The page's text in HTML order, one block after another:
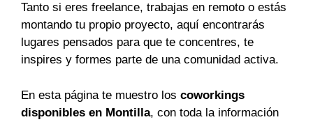
Tanto si eres freelance, trabajas en remoto o estás
montando tu propio proyecto, aquí encontrarás
lugares pensados para que te concentres, te
inspires y formes parte de una comunidad activa.
En esta página te muestro los coworkings
disponibles en Montilla, con toda la información